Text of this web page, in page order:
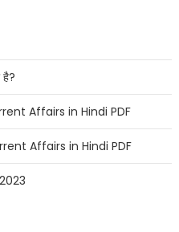
Affairs in Hindi PDF
Affairs in Hindi PDF